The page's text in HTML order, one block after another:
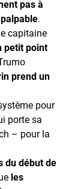
pas à
.
capitaine
petit point
prend un
pour
porte sa
– pour la
du début de
les